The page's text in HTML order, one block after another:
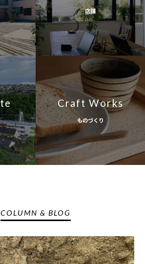
店舗
Craft Works
ものづくり
COLUMN & BLOG